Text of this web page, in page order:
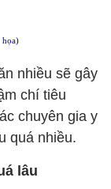
họa)
nhiều sẽ gây
chí tiêu
chuyên gia y
quá nhiều.
lâu